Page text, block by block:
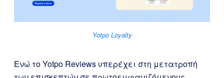
Yotpo Loyalty
Ενώ το Yotpo Reviews υπερέχει στη μετατροπή